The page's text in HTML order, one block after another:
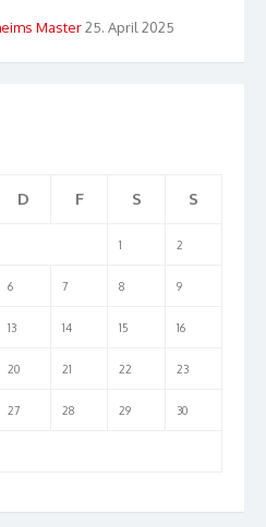
Master25. April 2025
D F S S
1 2
6 7 8 9
13 14 15 16
20 21 22 23
27 28 29 30